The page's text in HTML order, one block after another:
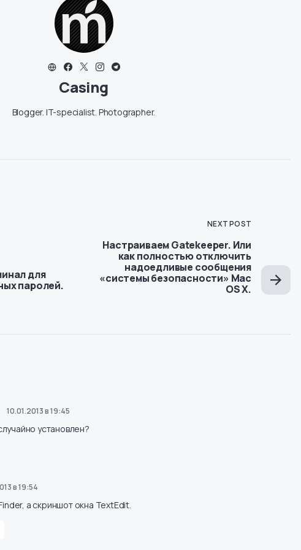
Casing
Blogger. IT-specialist. Photographer.
для
паролей.
NEXT POST
Настраиваем Gatekeeper. Или
как полностью отключить
надоедливые сообщения
«системы безопасности» Mac
OS X.
10.01.2013 в 19:45
установлен?
в 19:54
а скриншот окна TextEdit.